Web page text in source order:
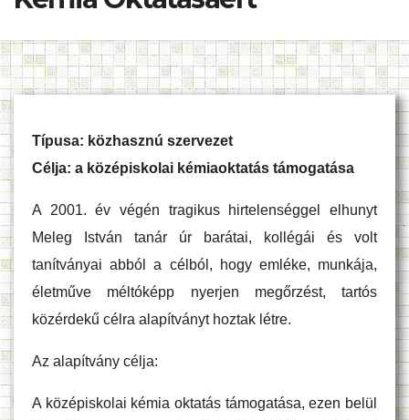
Típusa: közhasznú szervezet
Célja: a középiskolai kémiaoktatás támogatása
A 2001. év végén tragikus hirtelenséggel elhunyt
Meleg István tanár úr barátai, kollégái és volt
tanítványai abból a célból, hogy emléke, munkája,
életműve méltóképp nyerjen megőrzést, tartós
közérdekű célra alapítványt hoztak létre.
Az alapítvány célja:
A középiskolai kémia oktatás támogatása, ezen belül